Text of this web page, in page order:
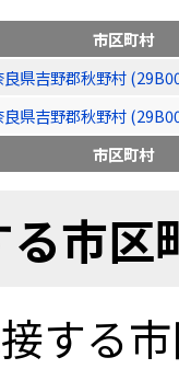
市区町村
良県吉野郡秋野村
良県吉野郡秋野村
市区町村
る市区
する